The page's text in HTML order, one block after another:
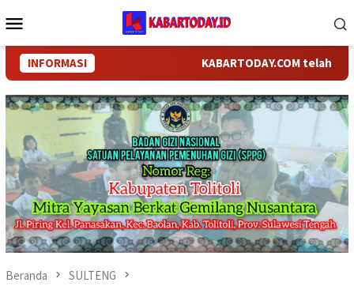
ke
Mobile
INFORMASI KABARTODAY.COM telah
Beranda SULTENG